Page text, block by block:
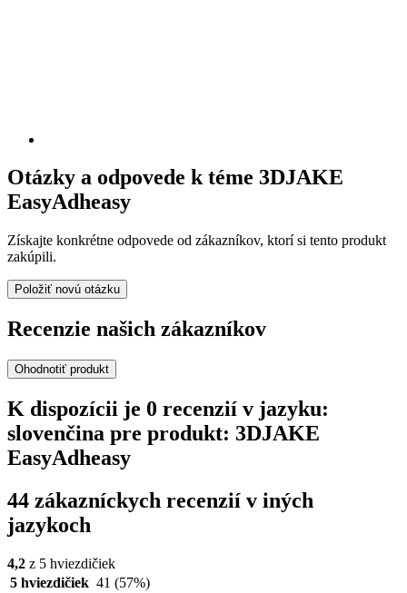
Otázky a odpovede k téme 3DJAKE
EasyAdheasy
Získajte konkrétne odpovede od zákazníkov, ktorí si tento produkt
zakúpili.
Položiť novú otázku
Recenzie našich zákazníkov
Ohodnotiť produkt
K dispozícii je 0 recenzií v jazyku:
slovenčina pre produkt: 3DJAKE
EasyAdheasy
44 zákazníckych recenzií v iných
jazykoch
4,2 z 5 hviezdičiek
5 hviezdičiek 41 (57%)